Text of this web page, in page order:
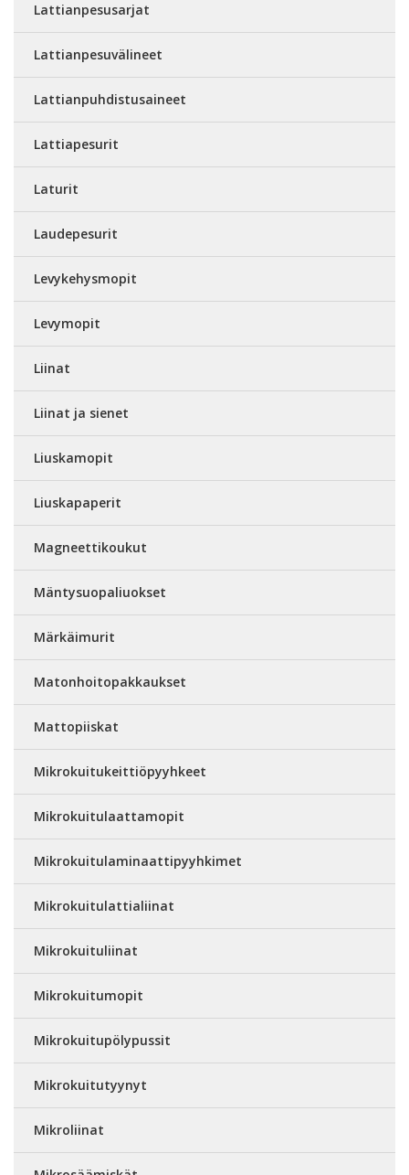
Lattianpesusarjat
Lattianpesuvälineet
Lattianpuhdistusaineet
Lattiapesurit
Laturit
Laudepesurit
Levykehysmopit
Levymopit
Liinat
Liinat ja sienet
Liuskamopit
Liuskapaperit
Magneettikoukut
Mäntysuopaliuokset
Märkäimurit
Matonhoitopakkaukset
Mattopiiskat
Mikrokuitukeittiöpyyhkeet
Mikrokuitulaattamopit
Mikrokuitulaminaattipyyhkimet
Mikrokuitulattialiinat
Mikrokuituliinat
Mikrokuitumopit
Mikrokuitupölypussit
Mikrokuitutyynyt
Mikroliinat